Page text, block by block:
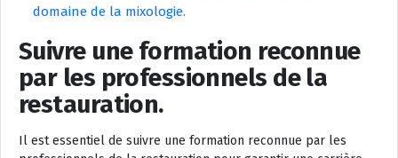
domaine de la mixologie.
Suivre une formation reconnue
par les professionnels de la
restauration.
Il est essentiel de suivre une formation reconnue par les